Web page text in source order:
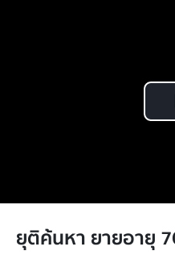
ยุติค้นหา ยายอายุ